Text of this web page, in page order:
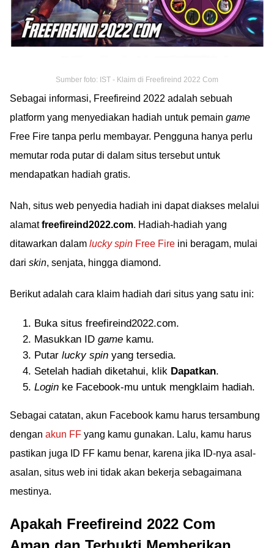
Sumber foto: IST - Klaim di Freefireind 2022 Com
Sebagai informasi, Freefireind 2022 adalah sebuah
platform yang menyediakan hadiah untuk pemain game
Free Fire tanpa perlu membayar. Pengguna hanya perlu
memutar roda putar di dalam situs tersebut untuk
mendapatkan hadiah gratis.
Nah, situs web penyedia hadiah ini dapat diakses melalui
alamatfreefireind2022.com. Hadiah-hadiah yang
ditawarkan dalam lucky spin Free Fire ini beragam, mulai
dari skin, senjata, hingga diamond.
Berikut adalah cara klaim hadiah dari situs yang satu ini:
Buka situs freefireind2022.com.
Masukkan ID game kamu.
Putar lucky spin yang tersedia.
Setelah hadiah diketahui, klik Dapatkan.
Login ke Facebook-mu untuk mengklaim hadiah.
Sebagai catatan, akun Facebook kamu harus tersambung
dengan akun FF yang kamu gunakan. Lalu, kamu harus
pastikan juga ID FF kamu benar, karena jika ID-nya asal-
asalan, situs web ini tidak akan bekerja sebagaimana
mestinya.
Apakah Freefireind 2022 Com